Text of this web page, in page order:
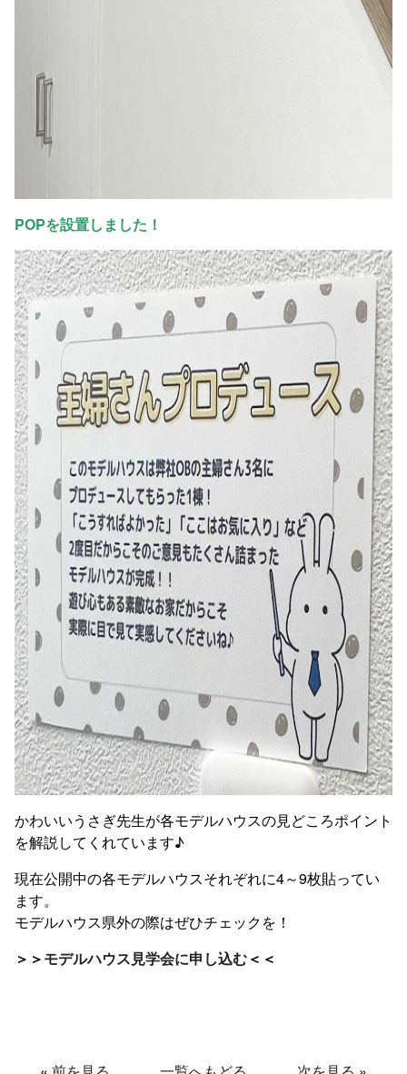
POPを設置しました！
かわいいうさぎ先生が各モデルハウスの見どころポイント
を解説してくれています♪
現在公開中の各モデルハウスそれぞれに4～9枚貼ってい
ます。
モデルハウス県外の際はぜひチェックを！
＞＞モデルハウス見学会に申し込む＜＜